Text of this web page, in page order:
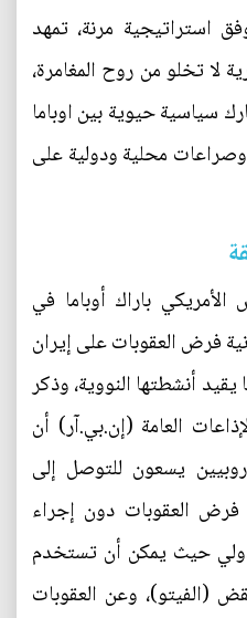
استراتيجية مرنة، تمهد
لا تخلو من روح المغامرة،
سياسية حيوية بين اوباما
محلية ودولية على
باراك أوباما في
فرض العقوبات على إيران
أنشطتها النووية، وذكر
العامة (إن.بي.آر) أن
يسعون للتوصل إلى
فرض العقوبات دون إجراء
حيث يمكن أن تستخدم
(الفيتو)، وعن العقوبات